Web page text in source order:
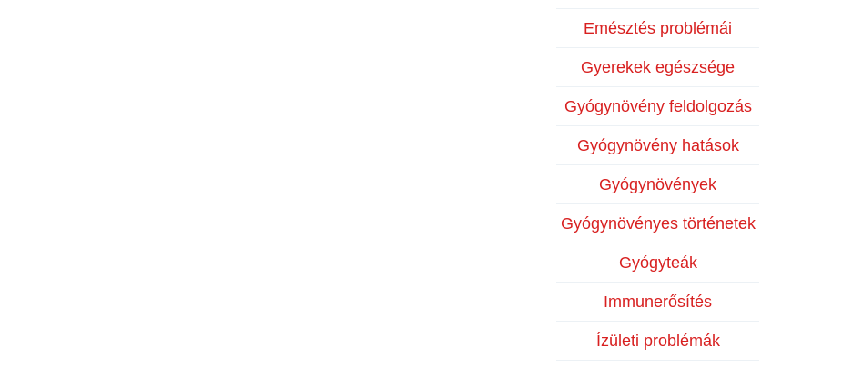
Emésztés problémái
Gyerekek egészsége
Gyógynövény feldolgozás
Gyógynövény hatások
Gyógynövények
Gyógynövényes történetek
Gyógyteák
Immunerősítés
Ízületi problémák